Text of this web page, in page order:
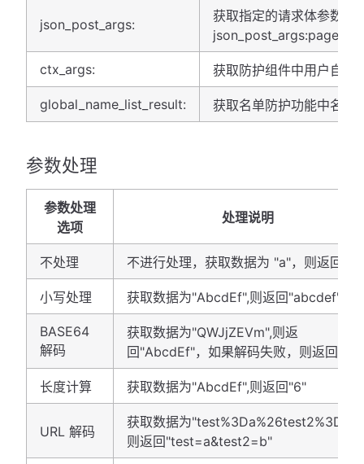
json_post_args:
获取指定的请求体参数的
json_post_args:page ，
ctx_args: 获取防护组件中用户自定
global_name_list_result: 获取名单防护功能中名单
参数处理
参数处理
选项
处理说明
不处理 不进行处理，获取数据为 "a"，则返回"a"
小写处理 获取数据为"AbcdEf",则返回"abcdef"
BASE64
解码
获取数据为"QWJjZEVm",则返
回"AbcdEf"，如果解码失败，则返回 nil
长度计算 获取数据为"AbcdEf",则返回"6"
URL 解码
获取数据为"test%3Da%26test2%3Db",
则返回"test=a&test2=b"